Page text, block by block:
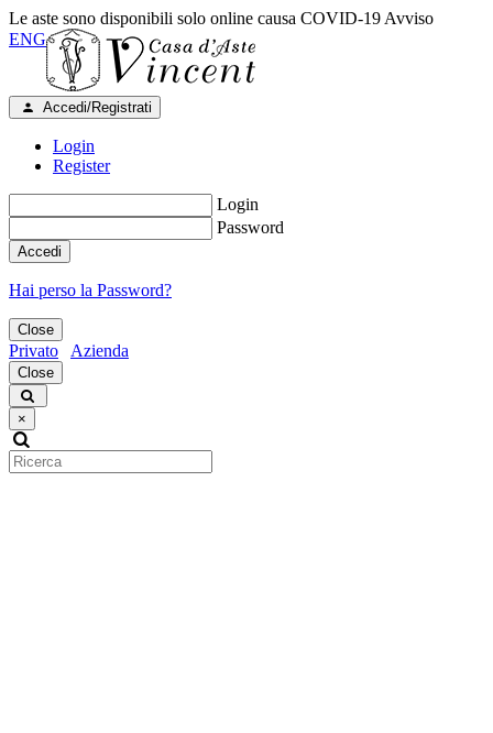
Le aste sono disponibili solo online causa COVID-19 Avviso
ENG
Accedi/Registrati
Login
Register
Login
Password
Accedi
Hai perso la Password?
Close
Privato Azienda
Close
×